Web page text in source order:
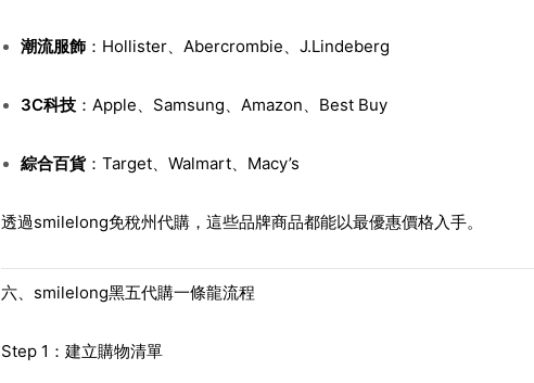
潮流服飾：Hollister、Abercrombie、J.Lindeberg
3C科技：Apple、Samsung、Amazon、Best Buy
綜合百貨：Target、Walmart、Macy’s
透過smilelong免稅州代購，這些品牌商品都能以最優惠價格入手。
六、smilelong黑五代購一條龍流程
Step 1：建立購物清單